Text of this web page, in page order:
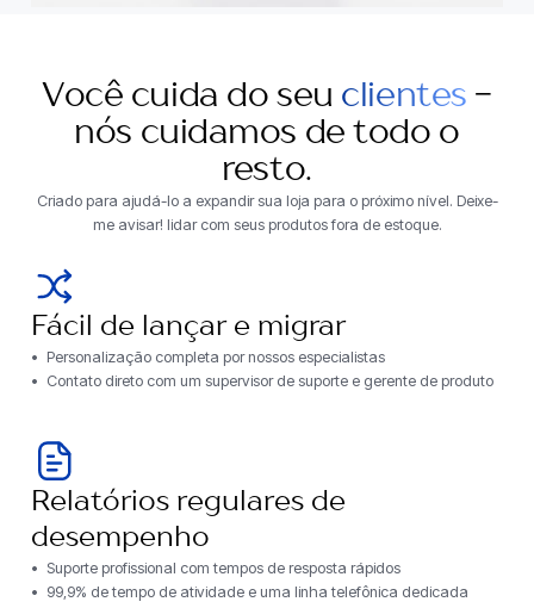
Você cuida do seu clientes -
nós cuidamos de todo o
resto.
Criado para ajudá-lo a expandir sua loja para o próximo nível. Deixe-
me avisar! lidar com seus produtos fora de estoque.
Fácil de lançar e migrar
Personalização completa por nossos especialistas
Contato direto com um supervisor de suporte e gerente de produto
Relatórios regulares de
desempenho
Suporte profissional com tempos de resposta rápidos
99,9% de tempo de atividade e uma linha telefônica dedicada